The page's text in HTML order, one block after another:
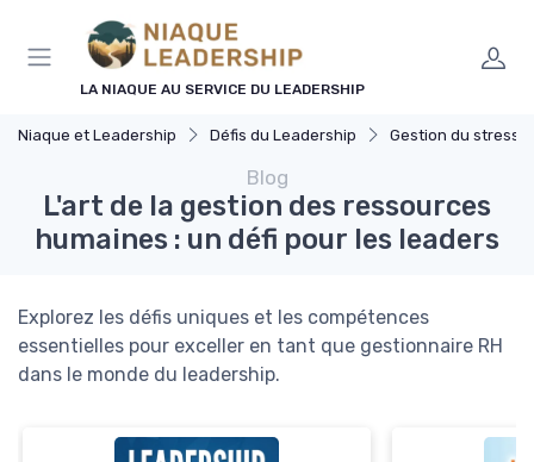
LA NIAQUE AU SERVICE DU LEADERSHIP
Niaque et Leadership Défis du Leadership Gestion du stress
Blog
L'art de la gestion des ressources
humaines : un défi pour les leaders
Explorez les défis uniques et les compétences
essentielles pour exceller en tant que gestionnaire RH
dans le monde du leadership.